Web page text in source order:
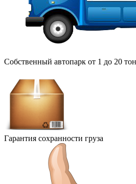
Собственный автопарк от 1 до 20
Гарантия сохранности груза